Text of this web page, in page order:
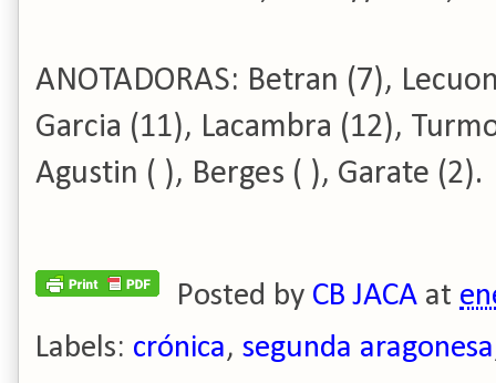
ANOTADORAS: Betran (7),
Garcia (11), Lacambra (12),
Agustin ( ), Berges ( ), Garate (2).
Posted by CB JACA at
Labels: crónica, segunda aragonesa